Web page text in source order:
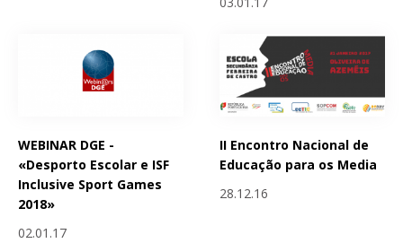
WEBINAR DGE -
«Desporto Escolar e ISF
Inclusive Sport Games
2018»
02.01.17
II Encontro Nacional de
Educação para os Media
28.12.16